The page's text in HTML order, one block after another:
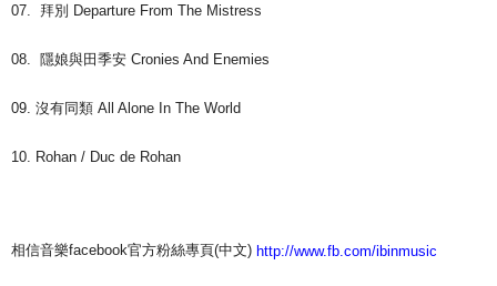
07. 拜別 Departure From The Mistress
08. 隱娘與田季安 Cronies And Enemies
09. 沒有同類 All Alone In The World
10. Rohan / Duc de Rohan
相信音樂facebook官方粉絲專頁(中文) http://www.fb.com/ibinmusic